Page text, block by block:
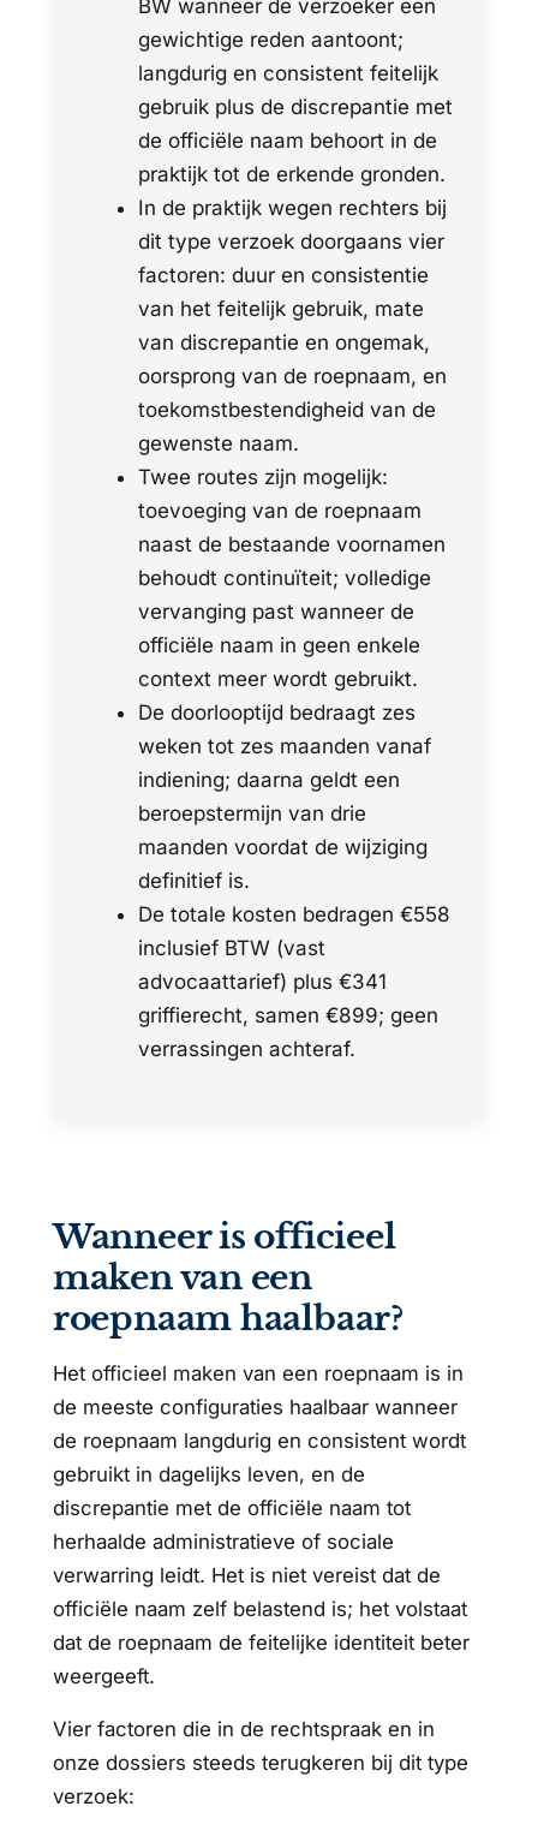
BW wanneer de verzoeker een
gewichtige reden aantoont;
langdurig en consistent feitelijk
gebruik plus de discrepantie met
de officiële naam behoort in de
praktijk tot de erkende gronden.
In de praktijk wegen rechters bij
dit type verzoek doorgaans vier
factoren: duur en consistentie
van het feitelijk gebruik, mate
van discrepantie en ongemak,
oorsprong van de roepnaam, en
toekomstbestendigheid van de
gewenste naam.
Twee routes zijn mogelijk:
toevoeging van de roepnaam
naast de bestaande voornamen
behoudt continuïteit; volledige
vervanging past wanneer de
officiële naam in geen enkele
context meer wordt gebruikt.
De doorlooptijd bedraagt zes
weken tot zes maanden vanaf
indiening; daarna geldt een
beroepstermijn van drie
maanden voordat de wijziging
definitief is.
De totale kosten bedragen €558
inclusief BTW (vast
advocaattarief) plus €341
griffierecht, samen €899; geen
verrassingen achteraf.
Wanneer is officieel
maken van een
roepnaam haalbaar?
Het officieel maken van een roepnaam is in
de meeste configuraties haalbaar wanneer
de roepnaam langdurig en consistent wordt
gebruikt in dagelijks leven, en de
discrepantie met de officiële naam tot
herhaalde administratieve of sociale
verwarring leidt. Het is niet vereist dat de
officiële naam zelf belastend is; het volstaat
dat de roepnaam de feitelijke identiteit beter
weergeeft.
Vier factoren die in de rechtspraak en in
onze dossiers steeds terugkeren bij dit type
verzoek: